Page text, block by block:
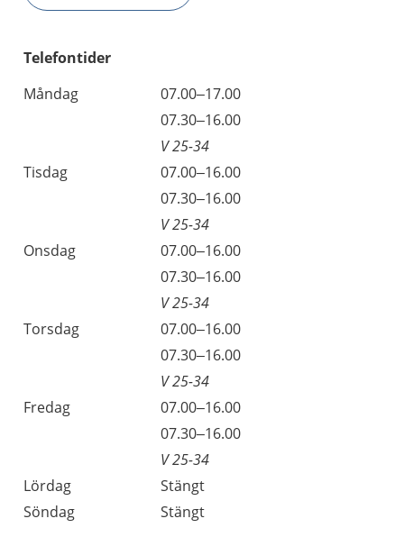
Telefontider
Måndag
07.00–17.00
07.30–16.00
V 25-34
Tisdag
07.00–16.00
07.30–16.00
V 25-34
Onsdag
07.00–16.00
07.30–16.00
V 25-34
Torsdag
07.00–16.00
07.30–16.00
V 25-34
Fredag
07.00–16.00
07.30–16.00
V 25-34
Lördag
Stängt
Söndag
Stängt